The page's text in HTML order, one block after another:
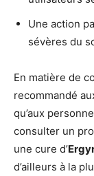
Une action
sévères du
En matière de
recommandé
qu’aux
consulter un
une cure d’
d’ailleurs à la